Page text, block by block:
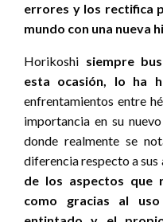
errores y los rectifica
mundo con una nueva
Horikoshi siempre
esta ocasión, lo ha
enfrentamientos entre
importancia en su
donde realmente se
diferencia respecto a
de los aspectos que
como gracias al